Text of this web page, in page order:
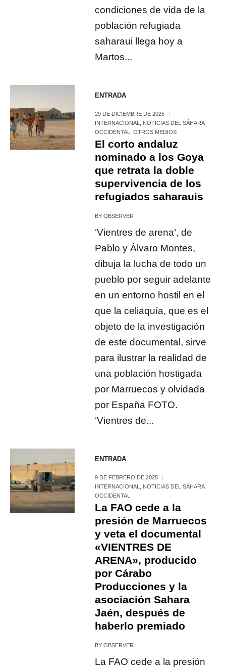
condiciones de vida de la
población refugiada
saharaui llega hoy a
Martos...
ENTRADA
29 DE DICIEMBRE DE 2025
INTERNACIONAL
NOTICIAS DEL SÁHARA
OCCIDENTAL
,OTROS MEDIOS
El corto andaluz
nominado a los Goya
que retrata la doble
supervivencia de los
refugiados saharauis
BYOBSERVER
‘Vientres de arena’, de
Pablo y Álvaro Montes,
dibuja la lucha de todo un
pueblo por seguir adelante
en un entorno hostil en el
que la celiaquía, que es el
objeto de la investigación
de este documental, sirve
para ilustrar la realidad de
una población hostigada
por Marruecos y olvidada
por España FOTO.
‘Vientres de...
ENTRADA
9 DE FEBRERO DE 2025
INTERNACIONAL
NOTICIAS DEL SÁHARA
OCCIDENTAL
La FAO cede a la
presión de Marruecos
y veta el documental
«VIENTRES DE
ARENA», producido
por Cárabo
Producciones y la
asociación Sahara
Jaén, después de
haberlo premiado
BYOBSERVER
La FAO cede a la presión